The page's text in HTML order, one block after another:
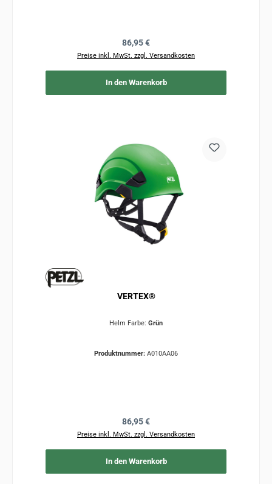
Regulärer Preis:
86,95 €
Preise inkl. MwSt. zzgl. Versandkosten
In den Warenkorb
VERTEX®
Helm Farbe: Grün
Produktnummer: A010AA06
Regulärer Preis:
86,95 €
Preise inkl. MwSt. zzgl. Versandkosten
In den Warenkorb